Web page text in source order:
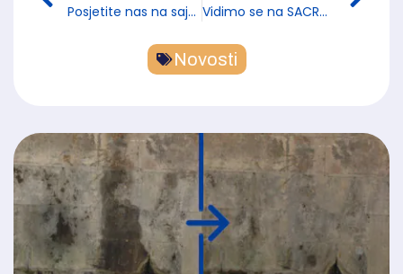
Posjetite nas na sajmu nekretnina WIM u Beču! Vidimo se na SACROEXPO 2025 u Kielceu!
Novosti